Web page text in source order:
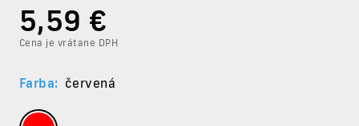
5,59 €
Cena je vrátane DPH
Farba: červená